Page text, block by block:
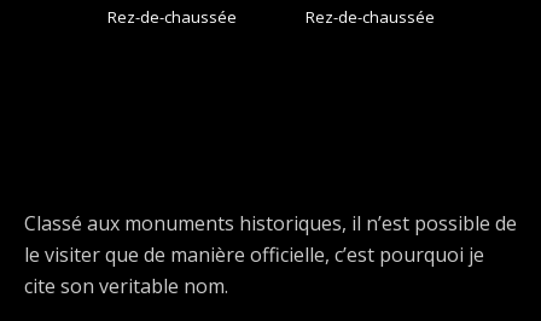
Rez-de-chaussée Rez-de-chaussée
Classé aux monuments historiques, il n’est possible de
le visiter que de manière officielle, c’est pourquoi je
cite son veritable nom.